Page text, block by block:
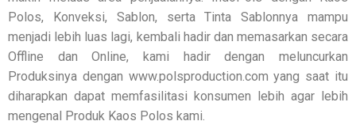
Polos, Konveksi, Sablon, serta Tinta Sablonnya mampu
menjadi lebih luas lagi, kembali hadir dan memasarkan secara
Offline dan Online, kami hadir dengan meluncurkan
Produksinya dengan www.polsproduction.com yang saat itu
diharapkan dapat memfasilitasi konsumen lebih agar lebih
mengenal Produk Kaos Polos kami.